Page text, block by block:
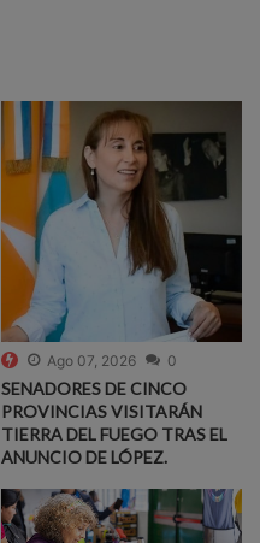
Ago 07, 2026 0
SENADORES DE CINCO
PROVINCIAS VISITARÁN
TIERRA DEL FUEGO TRAS EL
ANUNCIO DE LÓPEZ.